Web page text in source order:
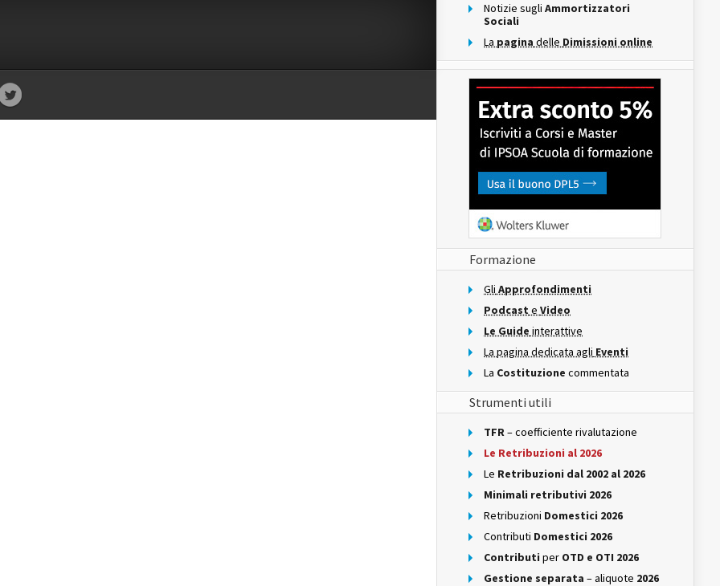
Notizie sugli Ammortizzatori
Sociali
La pagina delle Dimissioni online
Formazione
Gli Approfondimenti
Podcast e Video
Le Guide interattive
La pagina dedicata agli Eventi
La Costituzione commentata
Strumenti utili
TFR– coefficiente rivalutazione
Le Retribuzioni al 2026
Le Retribuzioni dal 2002 al 2026
Minimali retributivi 2026
Retribuzioni Domestici 2026
Contributi Domestici 2026
Contributi per OTD e OTI 2026
Gestione separata – aliquote 2026